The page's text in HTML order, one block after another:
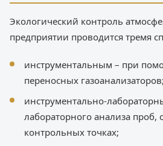
Экологический контроль
предприятии проводится тремя
инструментальным – при
переносных газоанализаторов;
инструментально-
лабораторного анализа проб,
контрольных точках;